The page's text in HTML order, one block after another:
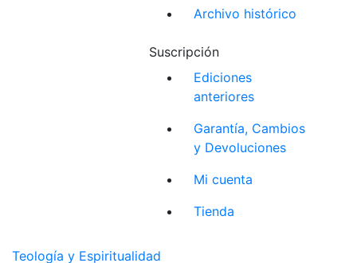
Archivo histórico
Suscripción
Ediciones
anteriores
Garantía, Cambios
y Devoluciones
Mi cuenta
Tienda
Teología y Espiritualidad